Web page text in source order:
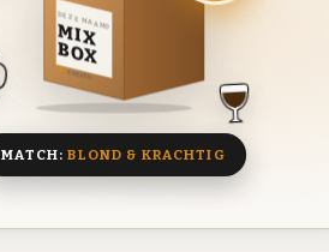
DEZE MAAND
MIX
BOX
8 BIEREN
MATCH:BLOND & KRACHTIG